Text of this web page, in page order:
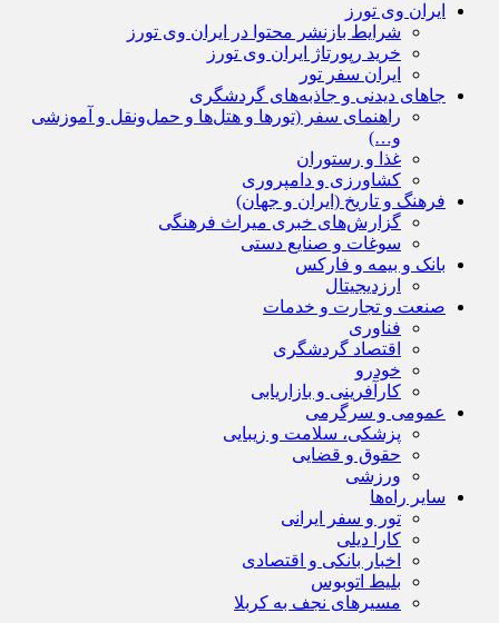
ایران وی تورز
شرایط بازنشر محتوا در ایران وی تورز
خرید رپورتاژ ایران وی تورز
ایران سفر تور
جاهای دیدنی و جاذبه‌های گردشگری
راهنمای سفر (تورها و هتل‌ها و حمل‌و‌نقل و آموزشی
و…)
غذا و رستوران
کشاورزی و دامپروری
فرهنگ و تاریخ (ایران و جهان)
گزارش‌های خبری میراث فرهنگی
سوغات و صنایع دستی
بانک و بیمه و فارکس
ارزدیجیتال
صنعت و تجارت و خدمات
فناوری
اقتصاد گردشگری
خودرو
کارآفرینی و بازاریابی
عمومی و سرگرمی
پزشکی، سلامت و زیبایی
حقوق و قضایی
ورزشی
سایر راه‌ها
تور و سفر ایرانی
کارا دیلی
اخبار بانکی و اقتصادی
بلیط اتوبوس
مسیرهای نجف به کربلا